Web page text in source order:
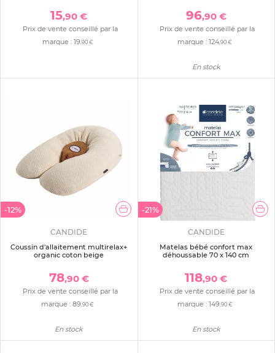
15,90 €
Prix de vente conseillé par la
marque : 19 ,90 €
96,90 €
Prix de vente conseillé par la
marque :124 ,90 €
En stock
-12%
CANDIDE
Coussin d'allaitement multirelax+
organic coton beige
78,90 €
Prix de vente conseillé par la
marque :89,90 €
En stock
-21%
CANDIDE
Matelas bébé confort max
déhoussable 70 x 140 cm
118,90 €
Prix de vente conseillé par la
marque : 149,90 €
En stock